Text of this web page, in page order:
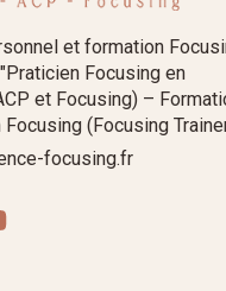
et formation
Focusing en
et Focusing) –
(Focusing
focusing.fr
Youtube